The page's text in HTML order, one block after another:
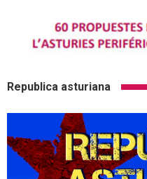
Republica asturiana